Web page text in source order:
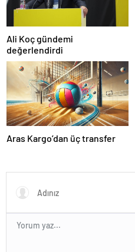
Ali Koç gündemi
değerlendirdi
Aras Kargo’dan üç transfer